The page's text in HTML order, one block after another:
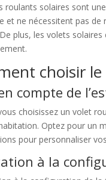
roulants solaires sont
et ne nécessitent pas de
plus, les volets
choisir
compte de
choisissez un volet
Optez pour un
pour personnaliser
à la